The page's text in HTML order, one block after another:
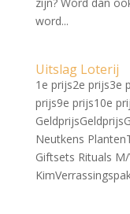
word...
Uitslag Loterij
1e prijs2e prijs3e
prijs9e prijs10e
Neutkens
Giftsets Rituals